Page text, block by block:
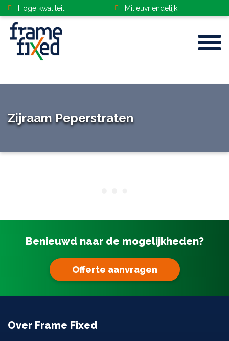
Dakramen
Zonwering
Projecten
Contact
Hoge kwaliteit Milieuvriendelijk
Zijraam Peperstraten
Benieuwd naar de mogelijkheden?
Offerte aanvragen
Over Frame Fixed